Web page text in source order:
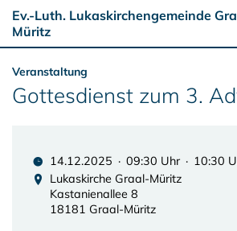
Ev.-Luth. Lukaskirchengemeinde
Müritz
Veranstaltung
Gottesdienst zum 3.
14.12.2025 · 09:30 Uhr · 10:30
Lukaskirche Graal-Müritz
Kastanienallee 8
18181 Graal-Müritz